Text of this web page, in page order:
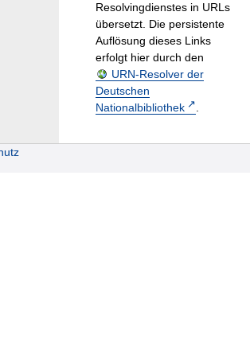
Resolvingdienstes in URLs
übersetzt. Die persistente
Auflösung dieses Links
erfolgt hier durch den
URN-Resolver der
Deutschen
Nationalbibliothek
.